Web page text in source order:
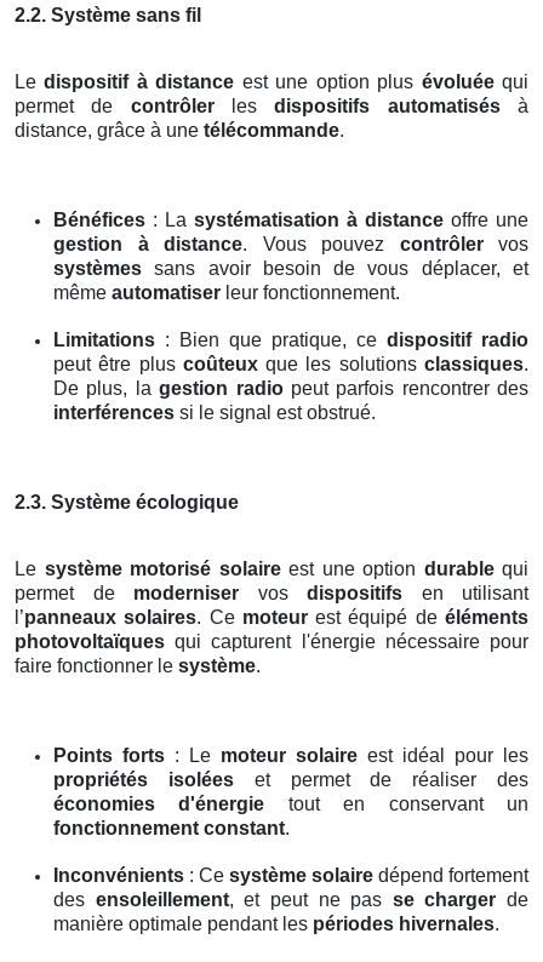
2.2. Système sans fil
Ledispositif à distance est une option plus évoluéequi
permet de contrôlerlesdispositifs automatisésà
distance, grâce à une télécommande.
Bénéfices : La systématisation à distance offre une
gestion à distance. Vous pouvez contrôlervos
systèmes sans avoir besoin de vous déplacer, et
même automatiser leur fonctionnement.
Limitations : Bien que pratique, ce dispositif radio
peut être plus coûteuxque les solutionsclassiques.
De plus, lagestion radiopeut parfois rencontrer des
interférences si le signal est obstrué.
2.3. Système écologique
Le système motorisé solaireest une option durablequi
permet de moderniser vos dispositifs en utilisant
l’panneaux solaires. Ce moteurest équipé deéléments
photovoltaïques qui capturent l'énergie nécessaire pour
faire fonctionner le système.
Points forts : Le moteur solaire est idéal pour les
propriétés isoléeset permet de réaliser des
économies d'énergie tout en conservant un
fonctionnement constant.
Inconvénients : Ce système solaire dépend fortement
des ensoleillement, et peut ne pas se charger de
manière optimale pendant les périodes hivernales.